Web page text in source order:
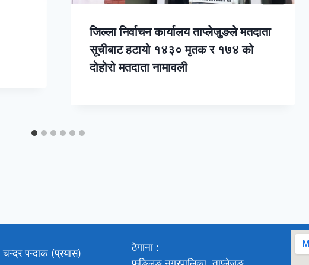
जिल्ला निर्वाचन कार्यालय ताप्लेजुङले मतदाता
सूचीबाट हटायो १४३० मृतक र १७४ को
दोहोरो मतदाता नामावली
चन्द्र पन्दाक (प्रयास)
ठेगाना :